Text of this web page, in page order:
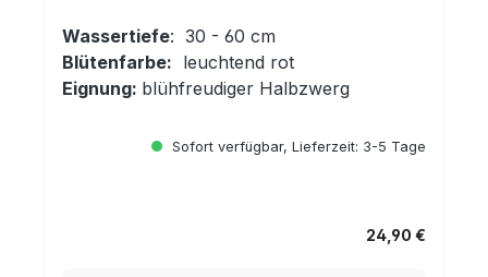
Wassertiefe: 30 - 60 cm
Blütenfarbe: leuchtend rot
Eignung: blühfreudiger Halbzwerg
Sofort verfügbar, Lieferzeit: 3-5 Tage
24,90 €